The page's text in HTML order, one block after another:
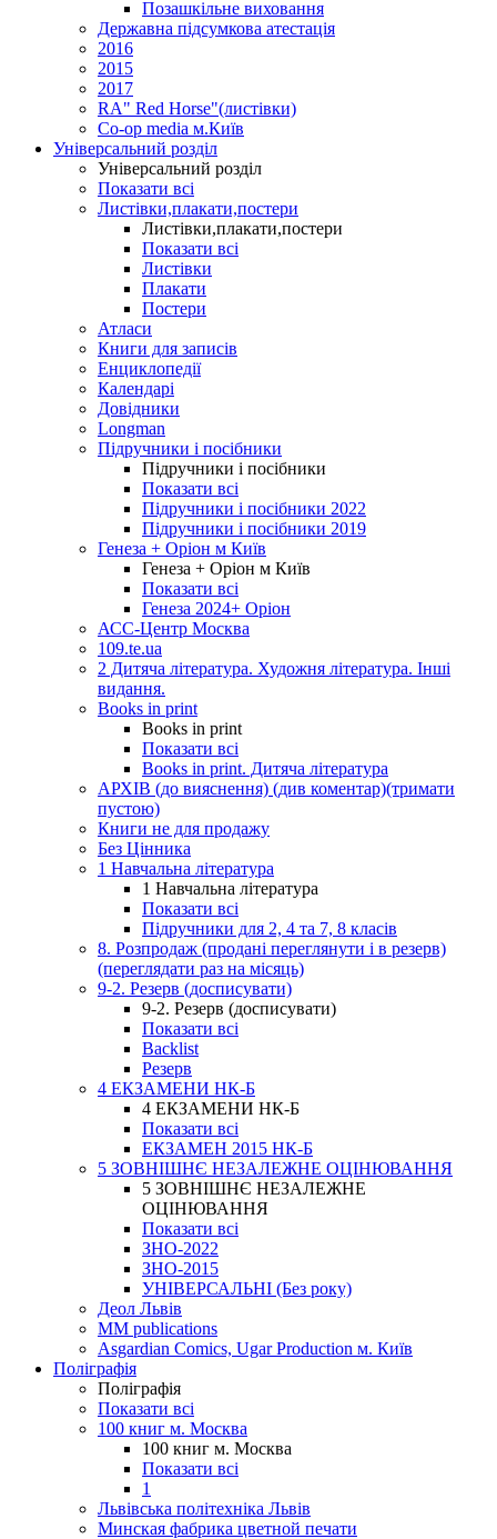
Позашкільне виховання
Державна підсумкова атестація
2016
2015
2017
RA" Red Horse"(листівки)
Co-op media м.Київ
Універсальний розділ
Універсальний розділ
Показати всі
Листівки,плакати,постери
Листівки,плакати,постери
Показати всі
Листівки
Плакати
Постери
Атласи
Книги для записів
Енциклопедії
Календарі
Довідники
Longman
Підручники і посібники
Підручники і посібники
Показати всі
Підручники і посібники 2022
Підручники і посібники 2019
Генеза + Оріон м Київ
Генеза + Оріон м Київ
Показати всі
Генеза 2024+ Оріон
АСС-Центр Москва
109.te.ua
2 Дитяча література. Художня література. Інші
видання.
Books in print
Books in print
Показати всі
Books in print. Дитяча література
АРХІВ (до вияснення) (див коментар)(тримати
пустою)
Книги не для продажу
Без Цінника
1 Навчальна література
1 Навчальна література
Показати всі
Підручники для 2, 4 та 7, 8 класів
8. Розпродаж (продані переглянути і в резерв)
(переглядати раз на місяць)
9-2. Резерв (досписувати)
9-2. Резерв (досписувати)
Показати всі
Backlist
Резерв
4 ЕКЗАМЕНИ НК-Б
4 ЕКЗАМЕНИ НК-Б
Показати всі
ЕКЗАМЕН 2015 НК-Б
5 ЗОВНІШНЄ НЕЗАЛЕЖНЕ ОЦІНЮВАННЯ
5 ЗОВНІШНЄ НЕЗАЛЕЖНЕ
ОЦІНЮВАННЯ
Показати всі
ЗНО-2022
ЗНО-2015
УНІВЕРСАЛЬНІ (Без року)
Деол Львів
MM publications
Asgardian Comics, Ugar Production м. Київ
Поліграфія
Поліграфія
Показати всі
100 книг м. Москва
100 книг м. Москва
Показати всі
1
Львівська політехніка Львів
Минская фабрика цветной печати